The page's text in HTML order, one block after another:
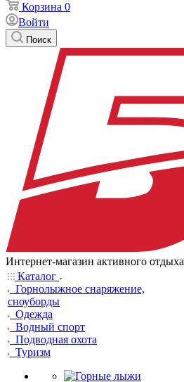
Корзина 0
Войти
Поиск
Интернет-магазин активного отдыха
Каталог
Горнолыжное снаряжение,
сноуборды
Одежда
Водный спорт
Подводная охота
Туризм